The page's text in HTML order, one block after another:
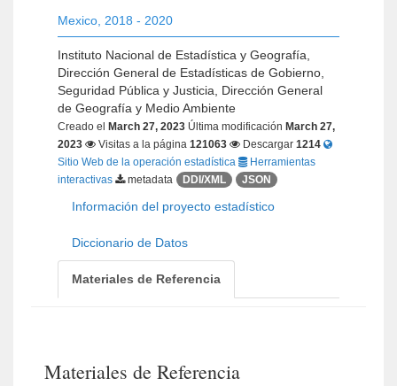
Mexico 2018 - 2020
Instituto Nacional de Estadística y Geografía,
Dirección General de Estadísticas de Gobierno,
Seguridad Pública y Justicia, Dirección General
de Geografía y Medio Ambiente
Creado el March 27, 2023 Última modificación March 27,
2023
Visitas a la página 121063 Descargar 1214
Sitio Web de la operación estadística
Herramientas
interactivas
metadata DDI/XML JSON
Información del proyecto estadístico
Diccionario de Datos
Materiales de Referencia
Materiales de Referencia